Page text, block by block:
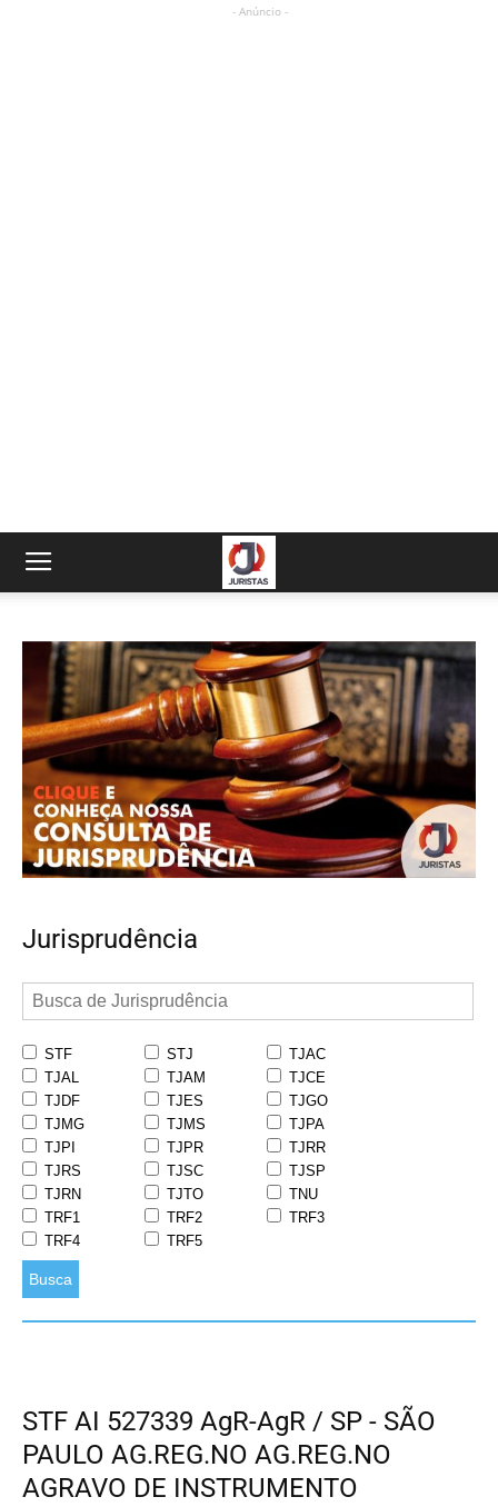
- Anúncio -
Jurisprudência
STF STJ
TJAC
TJAL
TJAM
TJCE
TJDF
TJES
TJGO
TJMG
TJMS
TJPA
TJPI
TJPR
TJRR
TJRS
TJSC
TJSP
TJRN
TJTO
TNU
TRF1
TRF2
TRF3
TRF4
TRF5
Busca
STF AI 527339 AgR-AgR / SP - SÃO
PAULO AG.REG.NO AG.REG.NO
AGRAVO DE INSTRUMENTO